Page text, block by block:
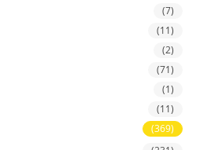
(7)
(11)
(2)
(71)
(1)
(11)
(369)